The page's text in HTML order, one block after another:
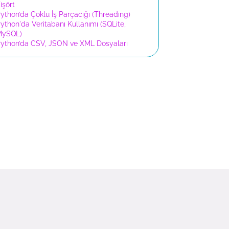
Çoklu İş Parçacığı (Threading)
Veritabanı Kullanımı (SQLite,
CSV, JSON ve XML Dosyaları